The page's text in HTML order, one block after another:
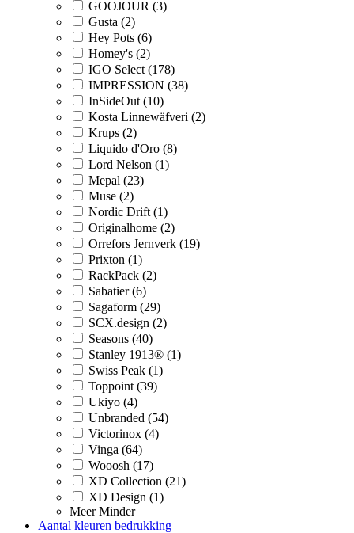
GOOJOUR (3)
Gusta (2)
Hey Pots (6)
Homey's (2)
IGO Select (178)
IMPRESSION (38)
InSideOut (10)
Kosta Linnewäfveri (2)
Krups (2)
Liquido d'Oro (8)
Lord Nelson (1)
Mepal (23)
Muse (2)
Nordic Drift (1)
Originalhome (2)
Orrefors Jernverk (19)
Prixton (1)
RackPack (2)
Sabatier (6)
Sagaform (29)
SCX.design (2)
Seasons (40)
Stanley 1913® (1)
Swiss Peak (1)
Toppoint (39)
Ukiyo (4)
Unbranded (54)
Victorinox (4)
Vinga (64)
Wooosh (17)
XD Collection (21)
XD Design (1)
Meer Minder
Aantal kleuren bedrukking